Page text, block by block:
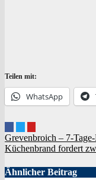
Teilen mit:
Whats­App
Grevenbroich –
Küchenbrand fordert
Ähnlicher Beitrag